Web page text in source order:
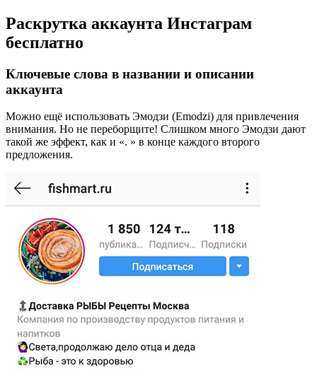
Раскрутка аккаунта Инстаграм
бесплатно
Ключевые слова в названии и описании
аккаунта
Можно ещё использовать Эмодзи (Emodzi) для привлечения
внимания. Но не переборщите! Слишком много Эмодзи дают
такой же эффект, как и «. » в конце каждого второго
предложения.